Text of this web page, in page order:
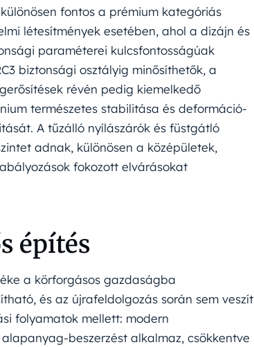
fontos a prémium kategóriás
létesítmények esetében, ahol a dizájn és
paraméterei kulcsfontosságúak
biztonsági osztályig minősíthetők, a
révén pedig kiemelkedő
természetes stabilitása és deformáció-
A tűzálló nyílászárók és füstgátló
adnak, különösen a középületek,
fokozott elvárásokat
építés
a körforgásos gazdaságba
és az újrafeldolgozás során sem veszít
folyamatok mellett: modern
beszerzést alkalmaz, csökkentve